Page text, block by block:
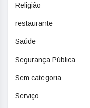
Religião
restaurante
Saúde
Segurança Pública
Sem categoria
Serviço